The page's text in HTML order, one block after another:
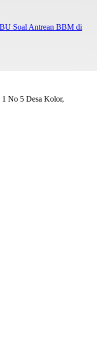
Soal Antrean BBM di
1 No 5 Desa Kolor,